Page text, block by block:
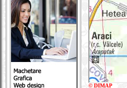
© DIMAP